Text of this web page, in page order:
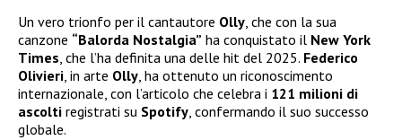
Un vero trionfo per il cantautore Olly, che con la sua
canzone “Balorda Nostalgia” ha conquistato il New York
Times, che l’ha definita una delle hit del 2025. Federico
Olivieri, in arte Olly, ha ottenuto un riconoscimento
internazionale, con l’articolo che celebra i 121 milioni di
ascolti registrati su Spotify, confermando il suo successo
globale.